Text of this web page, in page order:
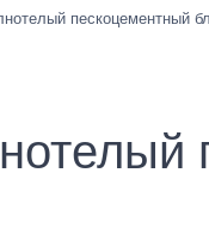
пескоцементный